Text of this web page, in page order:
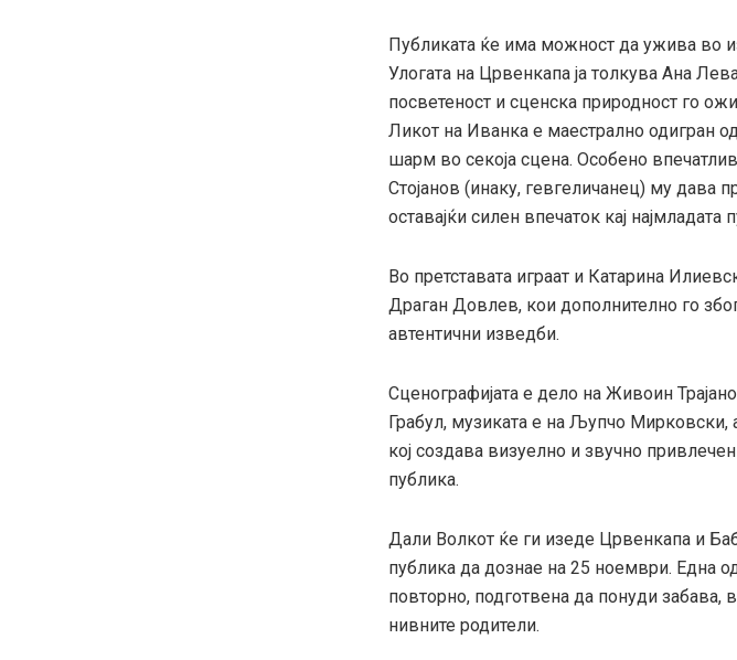
Публиката ќе има можност да ужива во
Улогата на Црвенкапа ја толкува Ана
посветеност и сценска природност го
Ликот на Иванка е маестрално одигран
шарм во секоја сцена. Особено
Стојанов (инаку, гевгеличанец) му дава
оставајќи силен впечаток кај најмладата
Во претставата играат и Катарина
Драган Довлев, кои дополнително го
автентични изведби.
Сценографијата е дело на Живоин
Грабул, музиката е на Љупчо
кој создава визуелно и звучно
публика.
Дали Волкот ќе ги изеде Црвенкапа и
публика да дознае на 25 ноември. Една
повторно, подготвена да понуди забава,
нивните родители.